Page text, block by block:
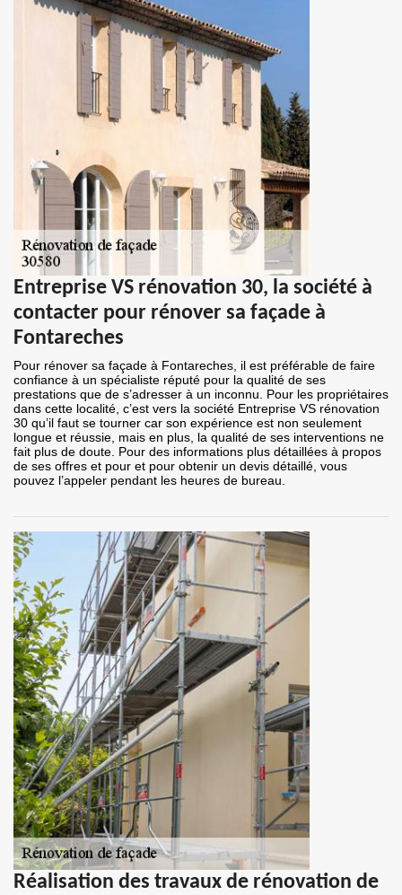
Entreprise VS rénovation 30, la société à
contacter pour rénover sa façade à
Fontareches
Pour rénover sa façade à Fontareches, il est préférable de faire
confiance à un spécialiste réputé pour la qualité de ses
prestations que de s’adresser à un inconnu. Pour les propriétaires
dans cette localité, c’est vers la société Entreprise VS rénovation
30 qu’il faut se tourner car son expérience est non seulement
longue et réussie, mais en plus, la qualité de ses interventions ne
fait plus de doute. Pour des informations plus détaillées à propos
de ses offres et pour et pour obtenir un devis détaillé, vous
pouvez l’appeler pendant les heures de bureau.
Réalisation des travaux de rénovation de